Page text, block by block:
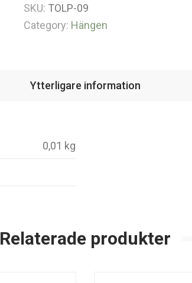
SKU: TOLP-09
Category: Hängen
Ytterligare information
0,01 kg
Relaterade produkter